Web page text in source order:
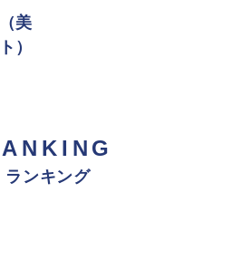
美
）
ランキング